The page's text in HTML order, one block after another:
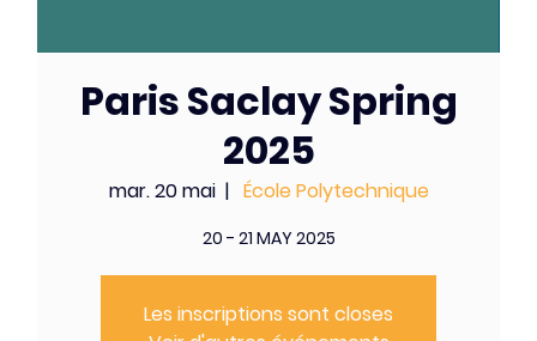
Paris Saclay Spring
2025
mar. 20 mai
  |
École Polytechnique
20 - 21 MAY 2025
Les inscriptions sont closes